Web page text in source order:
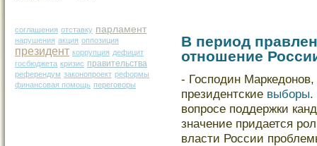
соглашения отставку парламент
нарушения акция оппозиция
президент коррупция дефицит
госбюджета кризис правительства
референдум законопроект реформы
финансовая помощь переговоры
В период
отношение
- Господин
президентские выборы.
вопросе поддержки
значение придается
власти России